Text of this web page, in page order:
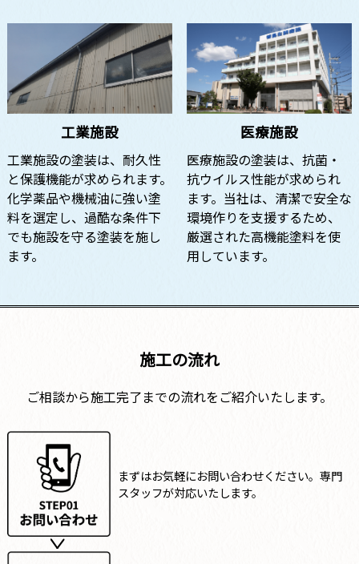
工業施設
工業施設の塗装は、耐久性
と保護機能が求められます。
化学薬品や機械油に強い塗
料を選定し、過酷な条件下
でも施設を守る塗装を施し
ます。
医療施設
医療施設の塗装は、抗菌・
抗ウイルス性能が求められ
ます。当社は、清潔で安全な
環境作りを支援するため、
厳選された高機能塗料を使
用しています。
施工の流れ
ご相談から施工完了までの流れをご紹介いたします。
まずはお気軽にお問い合わせください。専門
スタッフが対応いたします。